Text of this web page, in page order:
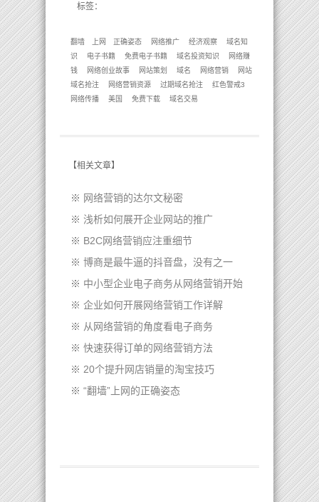
标签：
翻墙 上网 正确姿态 网络推广 经济观察
域名知
识
电子书籍 免费电子书籍 域名投资知识
网络赚
钱
网络创业故事 网站策划 域名 网络营销
网站
域名抢注
网络营销资源 过期域名抢注
红色警戒3
网络传播
美国 免费下载 域名交易
【相关文章】
※ 网络营销的达尔文秘密
※ 浅析如何展开企业网站的推广
※ B2C网络营销应注重细节
※ 博商是最牛逼的抖音盘，没有之一
※ 中小型企业电子商务从网络营销开始
※ 企业如何开展网络营销工作详解
※ 从网络营销的角度看电子商务
※ 快速获得订单的网络营销方法
※ 20个提升网店销量的淘宝技巧
※ “翻墙”上网的正确姿态